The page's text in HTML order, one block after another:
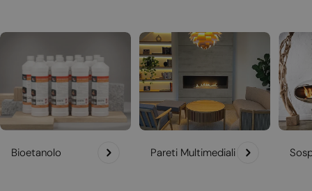
Bioetanolo Pareti Multimediali